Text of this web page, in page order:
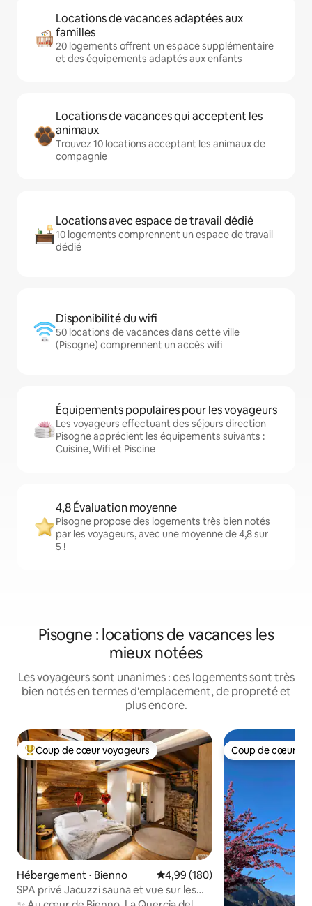
Locations de vacances adaptées aux
familles
20 logements offrent un espace supplémentaire
et des équipements adaptés aux enfants
Locations de vacances qui acceptent les
animaux
Trouvez 10 locations acceptant les animaux de
compagnie
Locations avec espace de travail dédié
10 logements comprennent un espace de travail
dédié
Disponibilité du wifi
50 locations de vacances dans cette ville
(Pisogne) comprennent un accès wifi
Équipements populaires pour les voyageurs
Les voyageurs effectuant des séjours direction
Pisogne apprécient les équipements suivants :
Cuisine, Wifi et Piscine
4,8 Évaluation moyenne
Pisogne propose des logements très bien notés
par les voyageurs, avec une moyenne de 4,8 sur
5 !
Pisogne : locations de vacances les
mieux notées
Les voyageurs sont unanimes : ces logements sont très
bien notés en termes d'emplacement, de propreté et
plus encore.
Coups de cœur voyageurs les plus appréciés
Coup de cœur voyageurs
Hébergement ⋅ Bienno Évaluation moyenne sur la
4,99 (180)
SPA privé Jacuzzi sauna et vue sur les
Alpes Luxury Home
Coup de cœur
Coup de cœur